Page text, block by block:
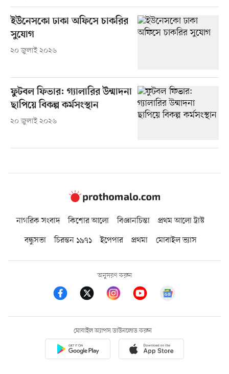
ইউনেসকো ঢাকা অফিসে চাকরির
সুযোগ
২০ জুলাই ২০২৬
ফুটবল ফিভার: গ্যালারির উন্মাদনা
ছাপিয়ে বিকল্প কর্মসংস্থান
২০ জুলাই ২০২৬
নাগরিক সংবাদ কিশোর আলো বিজ্ঞানচিন্তা
প্রথম আলো ট্রাস্ট
বন্ধুসভা
চিরন্তন ১৯৭১ ইপেপার প্রথমা মোবাইল ভ্যাস
অনুসরণ করুন
মোবাইল অ্যাপস ডাউনলোড করুন